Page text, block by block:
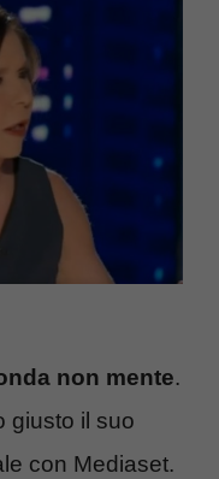
non mente.
giusto il suo
con Mediaset.